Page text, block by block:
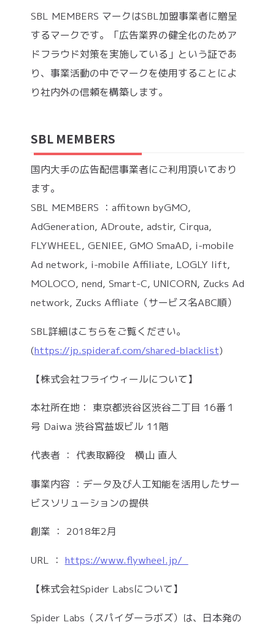
SBL MEMBERS マークはSBL加盟事業者に贈呈
するマークです。「広告業界の健全化のためア
ドフラウド対策を実施している」という証であ
り、事業活動の中でマークを使用することによ
り社内外の信頼を構築します。
SBL MEMBERS
国内大手の広告配信事業者にご利用頂いており
ます。
SBL MEMBERS ：affitown byGMO,
AdGeneration, ADroute, adstir, Cirqua,
FLYWHEEL, GENIEE, GMO SmaAD, i-mobile
Ad network, i-mobile Affiliate, LOGLY lift,
MOLOCO, nend, Smart-C, UNICORN, Zucks Ad
network, Zucks Affliate（サービス名ABC順）
SBL詳細はこちらをご覧ください。
(https://jp.spideraf.com/shared-blacklist)
【株式会社フライウィールについて】
本社所在地： 東京都渋谷区渋谷二丁目 16番１
号 Daiwa 渋谷宮益坂ビル 11階
代表者 ： 代表取締役 横山 直人
事業内容 ：データ及び人工知能を活用したサー
ビスソリューションの提供
創業 ： 2018年2月
URL ： https://www.flywheel.jp/
【株式会社Spider Labsについて】
Spider Labs（スパイダーラボズ）は、日本発の